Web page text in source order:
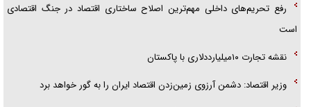
رفع تحریم‌های داخلی مهم‌ترین اصلاح ساختاری اقتصاد در جنگ اقتصادی
است
نقشه تجارت ۱۰میلیارددلاری با پاکستان
وزیر اقتصاد: دشمن آرزوی زمین‌زدن اقتصاد ایران را به گور خواهد برد